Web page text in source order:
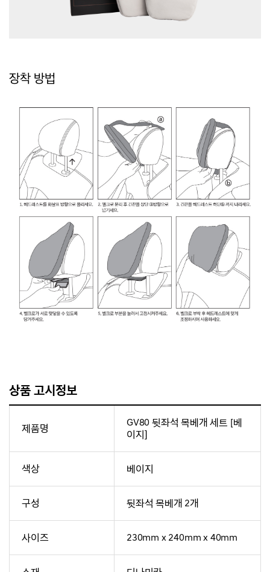
장착 방법
상품 고시정보
제품명
GV80 뒷좌석 목베개 세트 [베
이지]
색상 베이지
구성 뒷좌석 목베개 2개
사이즈 230mm x 240mm x 40mm